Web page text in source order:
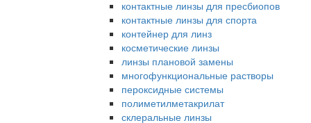
контактные линзы для пресбиопов
контактные линзы для спорта
контейнер для линз
косметические линзы
линзы плановой замены
многофункциональные растворы
пероксидные системы
полиметилметакрилат
склеральные линзы